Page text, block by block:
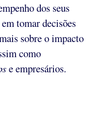
dos seus
tomar decisões
sobre o impacto
como
e empresários.